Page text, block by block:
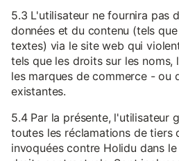
5.3 L'utilisateur ne fournira pas
données et du contenu (tels
textes) via le site web qui
tels que les droits sur les noms,
les marques de commerce - ou
existantes.
5.4 Par la présente, l'utilisateur
toutes les réclamations de tiers
invoquées contre Holidu dans